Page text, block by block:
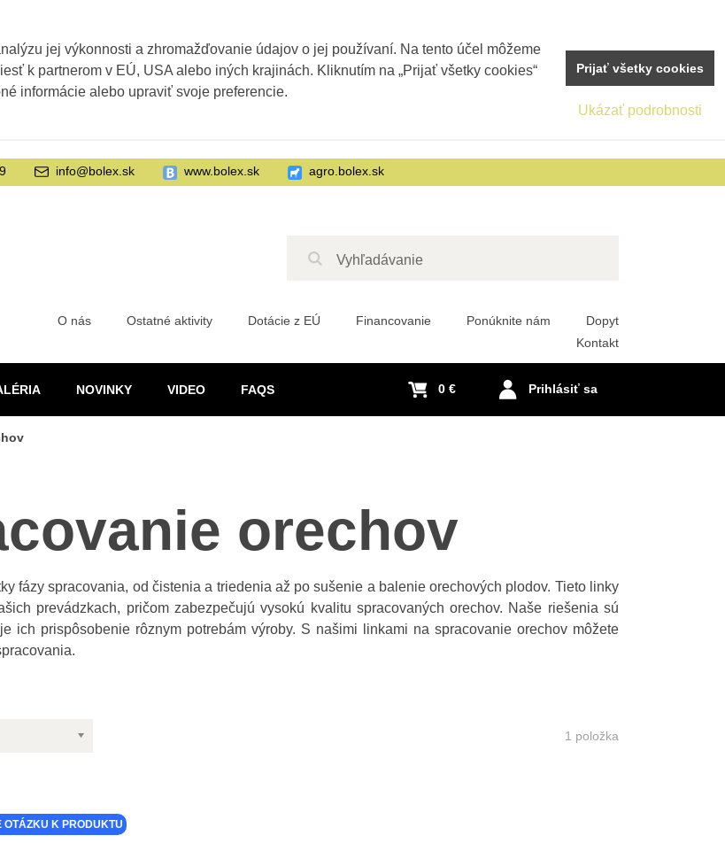
NOVINKY VIDEO FAQS
O nás Ostatné aktivity Dotácie z EÚ Financovanie Ponúknite nám
Dopyt
Kontakt
Prihlásiť sa
0 €
info@bolex.sk www.bolex.sk agro.bolex.sk
orechov
fázy spracovania, od čistenia a triedenia až po sušenie a balenie orechových plodov. Tieto linky
prevádzkach, pričom zabezpečujú vysokú kvalitu spracovaných orechov. Naše riešenia sú
ich prispôsobenie rôznym potrebám výroby. S našimi linkami na spracovanie orechov môžete
1 položka
OTÁZKU K PRODUKTU
jej výkonnosti a zhromažďovanie údajov o jej používaní. Na tento účel môžeme
k partnerom v EÚ, USA alebo iných krajinách. Kliknutím na „Prijať všetky cookies“
informácie alebo upraviť svoje preferencie.
Ukázať podrobnosti
Prijať všetky cookies